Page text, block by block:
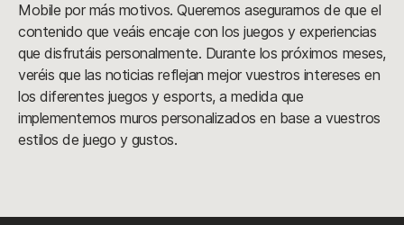
Mobile por más motivos. Queremos asegurarnos de que el
contenido que veáis encaje con los juegos y experiencias
que disfrutáis personalmente. Durante los próximos meses,
veréis que las noticias reflejan mejor vuestros intereses en
los diferentes juegos y esports, a medida que
implementemos muros personalizados en base a vuestros
estilos de juego y gustos.